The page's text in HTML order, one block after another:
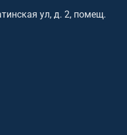
ул, д. 2, помещ.